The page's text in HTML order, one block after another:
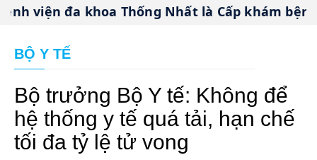
đa khoa Thống Nhất là Cấp khám bệnh, chữa
BỘ Y TẾ
Bộ trưởng Bộ Y tế: Không để
hệ thống y tế quá tải, hạn chế
tối đa tỷ lệ tử vong